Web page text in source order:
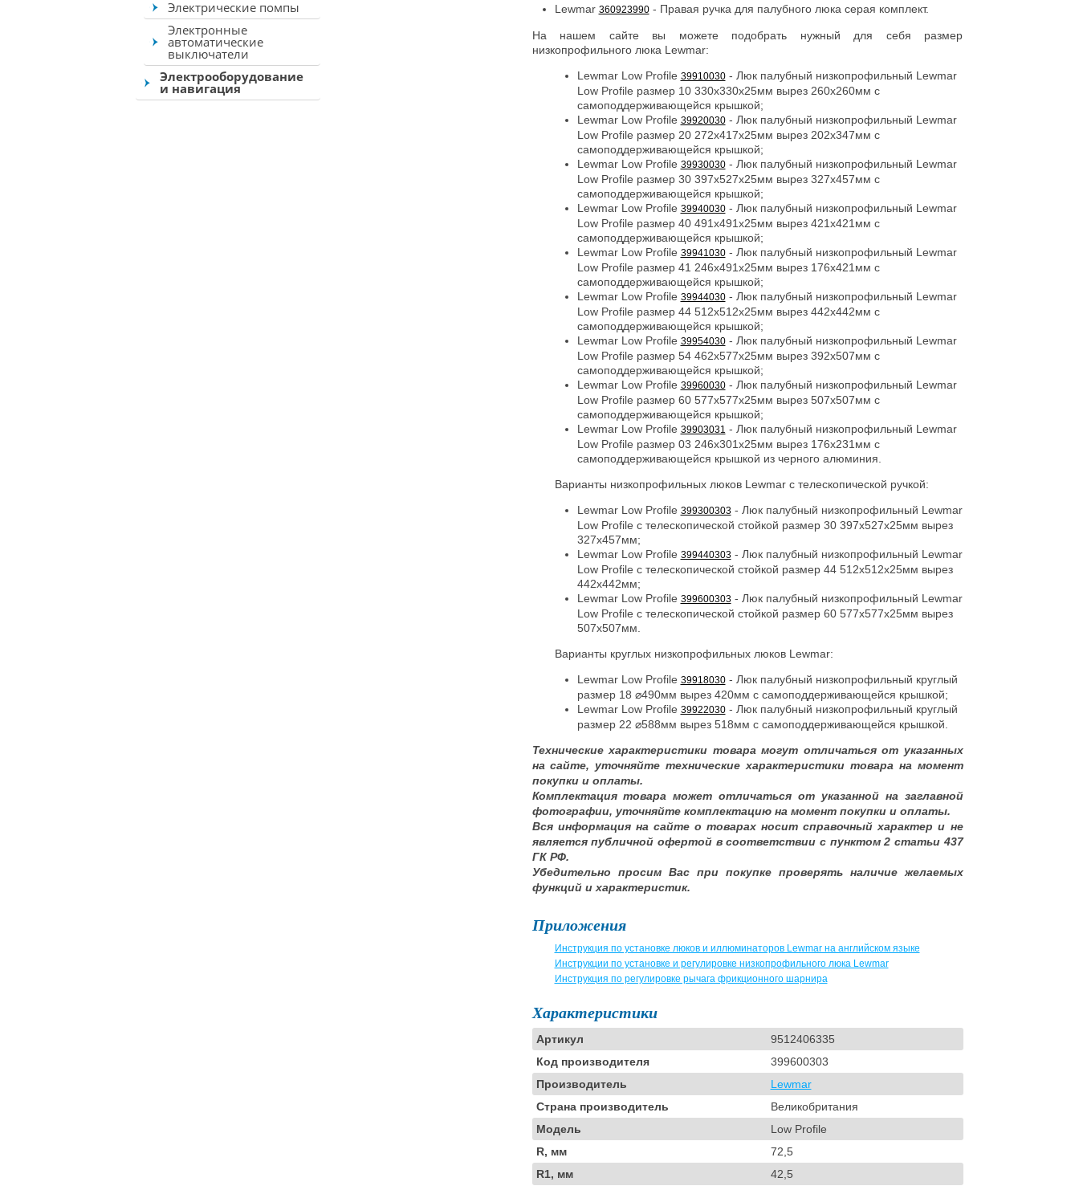
Электрические помпы
Электронные
автоматические
выключатели
Электрооборудование
и навигация
Lewmar 360923990- Правая ручка для палубного люка серая комплект.
На нашем сайте вы можете подобрать нужный для себя размер
низкопрофильного люка Lewmar:
Lewmar Low Profile 39910030- Люк палубный низкопрофильный Lewmar
Low Profile размер 10 330x330x25мм вырез 260x260мм с
самоподдерживающейся крышкой;
Lewmar Low Profile 39920030- Люк палубный низкопрофильный Lewmar
Low Profile размер 20 272x417x25мм вырез 202x347мм с
самоподдерживающейся крышкой;
Lewmar Low Profile 39930030- Люк палубный низкопрофильный Lewmar
Low Profile размер 30 397x527x25мм вырез 327x457мм с
самоподдерживающейся крышкой;
Lewmar Low Profile 39940030- Люк палубный низкопрофильный Lewmar
Low Profile размер 40 491x491x25мм вырез 421x421мм с
самоподдерживающейся крышкой;
Lewmar Low Profile 39941030- Люк палубный низкопрофильный Lewmar
Low Profile размер 41 246x491x25мм вырез 176x421мм с
самоподдерживающейся крышкой;
Lewmar Low Profile 39944030- Люк палубный низкопрофильный Lewmar
Low Profile размер 44 512x512x25мм вырез 442x442мм с
самоподдерживающейся крышкой;
Lewmar Low Profile 39954030- Люк палубный низкопрофильный Lewmar
Low Profile размер 54 462x577x25мм вырез 392x507мм с
самоподдерживающейся крышкой;
Lewmar Low Profile 39960030- Люк палубный низкопрофильный Lewmar
Low Profile размер 60 577x577x25мм вырез 507x507мм с
самоподдерживающейся крышкой;
Lewmar Low Profile 39903031 - Люк палубный низкопрофильный Lewmar
Low Profile размер 03 246x301x25мм вырез 176x231мм с
самоподдерживающейся крышкой из черного алюминия.
Варианты низкопрофильных люков Lewmar с телескопической ручкой:
Lewmar Low Profile 399300303- Люк палубный низкопрофильный Lewmar
Low Profile с телескопической стойкой размер 30 397x527x25мм вырез
327x457мм;
Lewmar Low Profile 399440303- Люк палубный низкопрофильный Lewmar
Low Profile с телескопической стойкой размер 44 512x512x25мм вырез
442x442мм;
Lewmar Low Profile 399600303- Люк палубный низкопрофильный Lewmar
Low Profile с телескопической стойкой размер 60 577x577x25мм вырез
507x507мм.
Варианты круглых низкопрофильных люков Lewmar:
Lewmar Low Profile 39918030- Люк палубный низкопрофильный круглый
размер 18 ⌀490мм вырез 420мм с самоподдерживающейся крышкой;
Lewmar Low Profile 39922030- Люк палубный низкопрофильный круглый
размер 22 ⌀588мм вырез 518мм с самоподдерживающейся крышкой.
Технические характеристики товара могут отличаться от указанных
на сайте, уточняйте технические характеристики товара на момент
покупки и оплаты.
Комплектация товара может отличаться от указанной на заглавной
фотографии, уточняйте комплектацию на момент покупки и оплаты.
Вся информация на сайте о товарах носит справочный характер и не
является публичной офертой в соответствии с пунктом 2 статьи 437
ГК РФ.
Убедительно просим Вас при покупке проверять наличие желаемых
функций и характеристик.
Приложения
Инструкция по установке люков и иллюминаторов Lewmar на английском языке
Инструкции по установке и регулировке низкопрофильного люка Lewmar
Инструкция по регулировке рычага фрикционного шарнира
Характеристики
Артикул
9512406335
Код производителя
399600303
Производитель
Lewmar
Страна производитель
Великобритания
Модель
Low Profile
R, мм
72,5
R1, мм
42,5